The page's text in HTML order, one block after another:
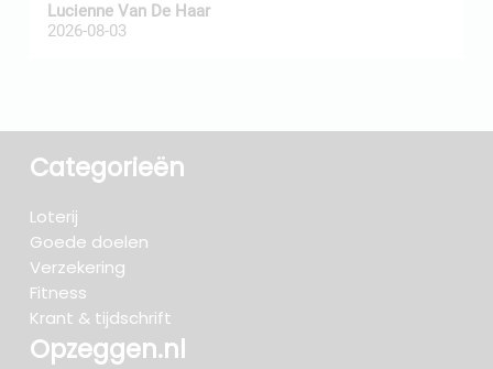
Lucienne Van De Haar
2026-08-03
Categorieën
Loterij
Goede doelen
Verzekering
Fitness
Krant & tijdschrift
Opzeggen.nl